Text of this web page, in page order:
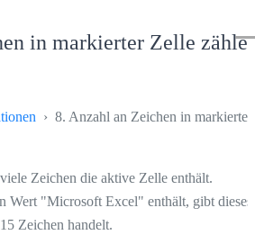
in markierter Zelle
› 8. Anzahl an Zeichen in markierter
Zeichen die aktive Zelle enthält.
Wert "Microsoft Excel" enthält, gibt dieses
Zeichen handelt.